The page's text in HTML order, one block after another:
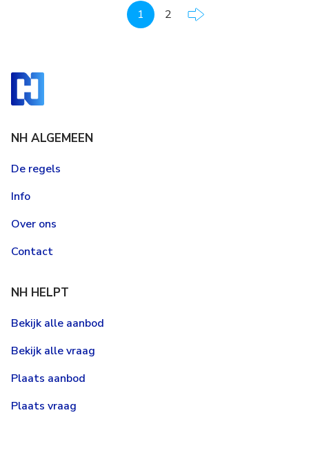
1 2
NH ALGEMEEN
De regels
Info
Over ons
Contact
NH HELPT
Bekijk alle aanbod
Bekijk alle vraag
Plaats aanbod
Plaats vraag